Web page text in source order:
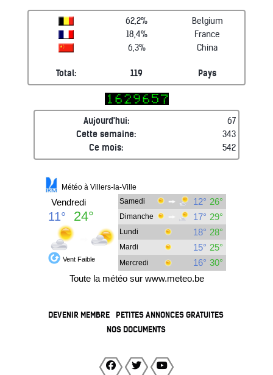
62,2%
Belgium
18,4%
France
6,3%
China
Total: 119 Pays
Aujourd'hui:
67
Cette semaine:
343
Ce mois:
542
DEVENIR MEMBRE
PETITES ANNONCES GRATUITES
NOS DOCUMENTS